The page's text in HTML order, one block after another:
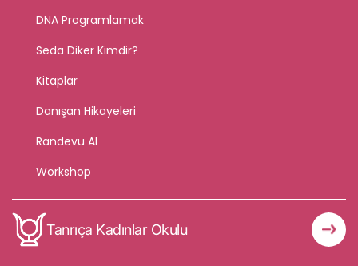
DNA Programlamak
Seda Diker Kimdir?
Kitaplar
Danışan Hikayeleri
Randevu Al
Workshop
Tanrıça Kadınlar Okulu